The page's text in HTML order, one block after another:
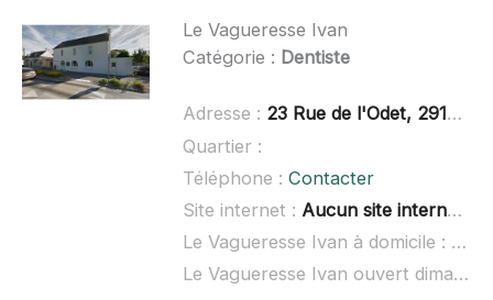
Le Vagueresse Ivan
Catégorie : Dentiste
Adresse : 23 Rue de l'Odet, 29120 Combrit
Quartier :
Téléphone : Contacter
Site internet : Aucun site internet connu
Le Vagueresse Ivan à domicile :
non
Le Vagueresse Ivan ouvert dimanche :